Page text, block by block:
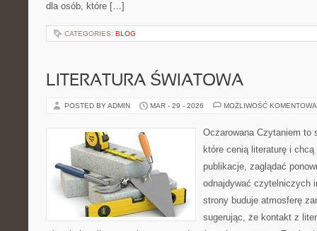
dla osób, które […]
CATEGORIES: BLOG
LITERATURA ŚWIATOWA
POSTED BY ADMIN MAR - 29 - 2026 MOŻLIWOŚĆ
Oczarowana Czytaniem to
które cenią literaturę i chcą
publikacje, zaglądać
odnajdywać czytelniczych
strony buduje atmosferę
sugerując, że kontakt z